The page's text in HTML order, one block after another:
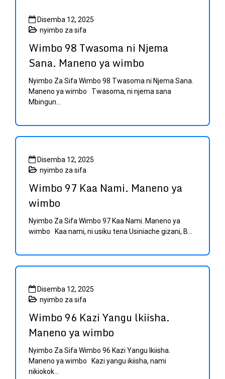
Wimbo 98 Twasoma ni Njema
Sana. Maneno ya wimbo
Disemba 12, 2025
nyimbo za sifa
Nyimbo Za Sifa Wimbo 98 Twasoma ni Njema Sana.
Maneno ya wimbo Twasoma, ni njema sana
Mbingun...
Wimbo 97 Kaa Nami. Maneno ya
wimbo
Disemba 12, 2025
nyimbo za sifa
Nyimbo Za Sifa Wimbo 97 Kaa Nami. Maneno ya
wimbo Kaa nami, ni usiku tena Usiniache gizani, B...
Wimbo 96 Kazi Yangu lkiisha.
Maneno ya wimbo
Disemba 12, 2025
nyimbo za sifa
Nyimbo Za Sifa Wimbo 96 Kazi Yangu lkiisha.
Maneno ya wimbo Kazi yangu ikiisha, nami
nikiokok...